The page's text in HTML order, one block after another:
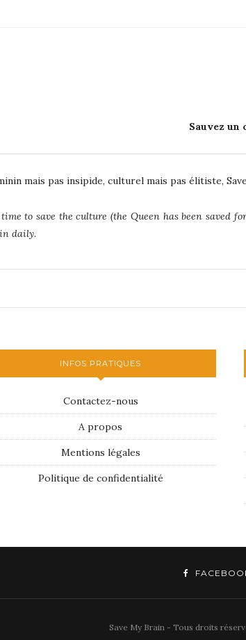
Sauvez un
mais pas insipide, culturel mais pas élitiste,
time to save the culture (the Queen has been saved
daily.
INFOS PRATIQUES
Contactez-nous
A propos
Mentions légales
Politique de confidentialité
Save My Brain - Tous droits